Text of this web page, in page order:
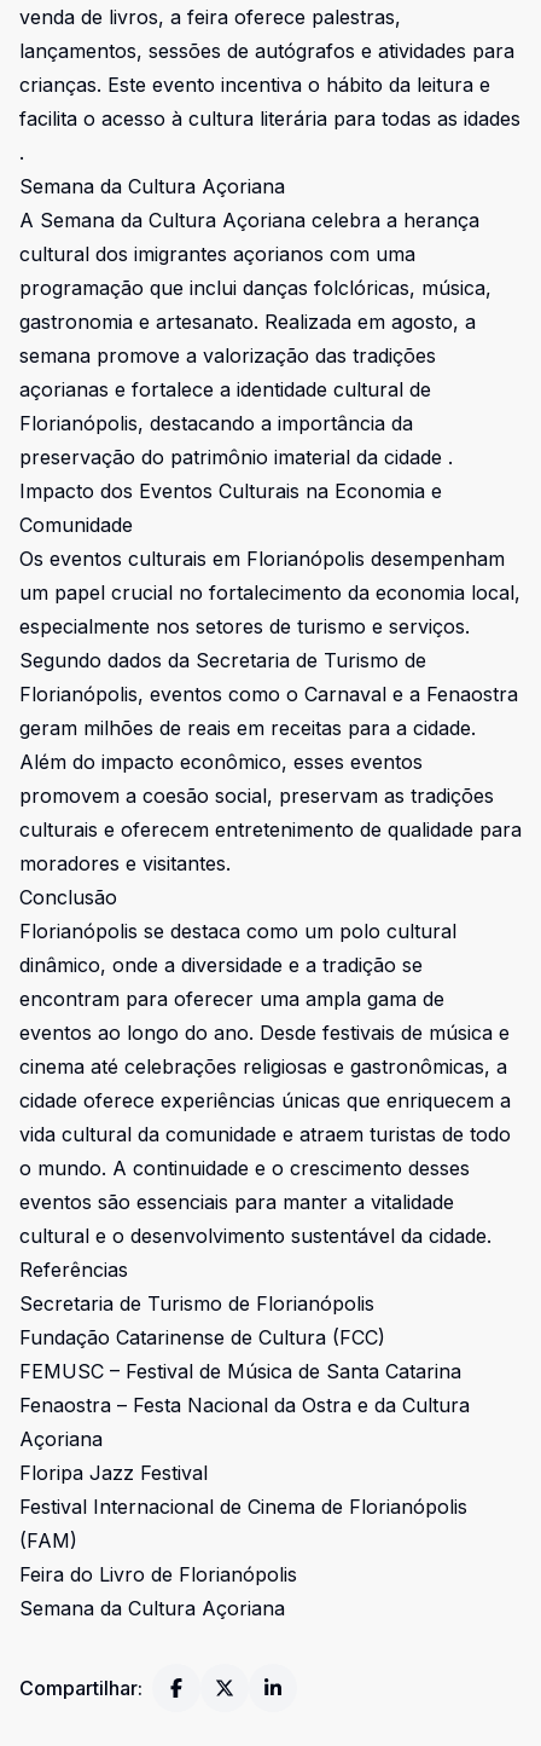
venda de livros, a feira oferece palestras,
lançamentos, sessões de autógrafos e atividades para
crianças. Este evento incentiva o hábito da leitura e
facilita o acesso à cultura literária para todas as idades
.
Semana da Cultura Açoriana
A Semana da Cultura Açoriana celebra a herança
cultural dos imigrantes açorianos com uma
programação que inclui danças folclóricas, música,
gastronomia e artesanato. Realizada em agosto, a
semana promove a valorização das tradições
açorianas e fortalece a identidade cultural de
Florianópolis, destacando a importância da
preservação do patrimônio imaterial da cidade .
Impacto dos Eventos Culturais na Economia e
Comunidade
Os eventos culturais em Florianópolis desempenham
um papel crucial no fortalecimento da economia local,
especialmente nos setores de turismo e serviços.
Segundo dados da Secretaria de Turismo de
Florianópolis, eventos como o Carnaval e a Fenaostra
geram milhões de reais em receitas para a cidade.
Além do impacto econômico, esses eventos
promovem a coesão social, preservam as tradições
culturais e oferecem entretenimento de qualidade para
moradores e visitantes.
Conclusão
Florianópolis se destaca como um polo cultural
dinâmico, onde a diversidade e a tradição se
encontram para oferecer uma ampla gama de
eventos ao longo do ano. Desde festivais de música e
cinema até celebrações religiosas e gastronômicas, a
cidade oferece experiências únicas que enriquecem a
vida cultural da comunidade e atraem turistas de todo
o mundo. A continuidade e o crescimento desses
eventos são essenciais para manter a vitalidade
cultural e o desenvolvimento sustentável da cidade.
Referências
Secretaria de Turismo de Florianópolis
Fundação Catarinense de Cultura (FCC)
FEMUSC – Festival de Música de Santa Catarina
Fenaostra – Festa Nacional da Ostra e da Cultura
Açoriana
Floripa Jazz Festival
Festival Internacional de Cinema de Florianópolis
(FAM)
Feira do Livro de Florianópolis
Semana da Cultura Açoriana
Compartilhar: